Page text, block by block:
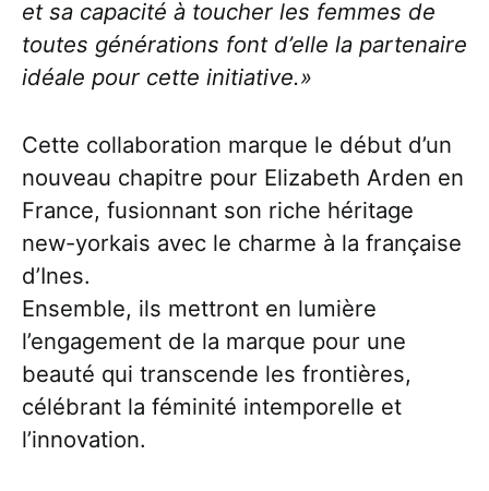
et sa capacité à toucher les femmes de
toutes générations font d’elle la partenaire
idéale pour cette initiative.»
Cette collaboration marque le début d’un
nouveau chapitre pour Elizabeth Arden en
France, fusionnant son riche héritage
new-yorkais avec le charme à la française
d’Ines.
Ensemble, ils mettront en lumière
l’engagement de la marque pour une
beauté qui transcende les frontières,
célébrant la féminité intemporelle et
l’innovation.